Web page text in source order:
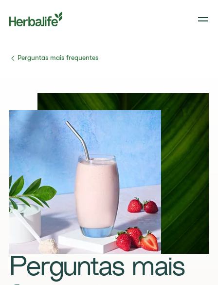
​Perguntas mais frequentes
Perguntas mais